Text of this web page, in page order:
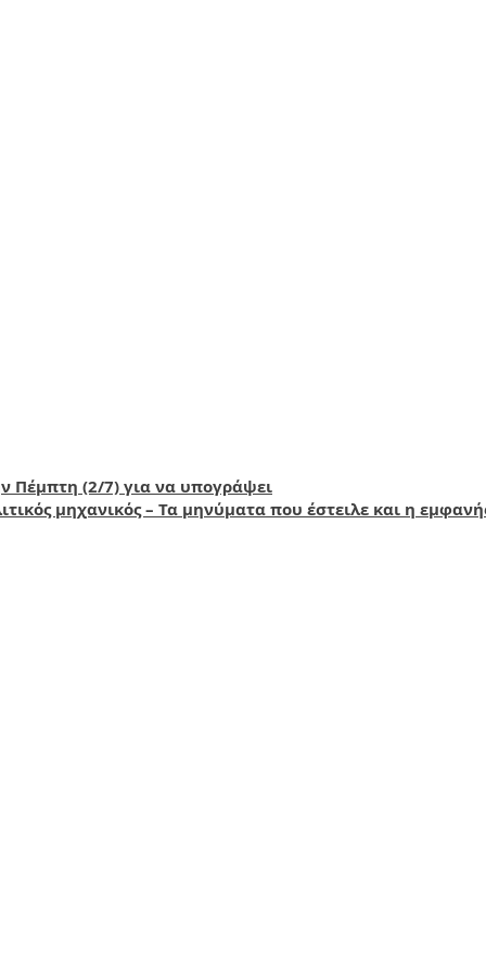
Πέμπτη (2/7) για να υπογράψει
μηχανικός – Τα μηνύματα που έστειλε και η